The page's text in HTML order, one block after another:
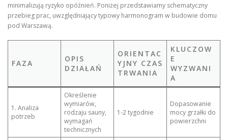
minimalizują ryzyko opóźnień. Poniżej przedstawiamy schematyczny
przebieg prac, uwzględniający typowy harmonogram w budowie domu
pod Warszawą.
FAZA
OPIS
DZIAŁAŃ
ORIENTAC
YJNY CZAS
TRWANIA
KLUCZOW
E
WYZWANI
A
1. Analiza
potrzeb
Określenie
wymiarów,
rodzaju sauny,
wymagań
technicznych
1‑2 tygodnie
Dopasowanie
mocy grzałki do
powierzchni